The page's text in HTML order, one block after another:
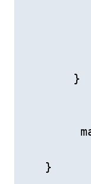
       }
   }